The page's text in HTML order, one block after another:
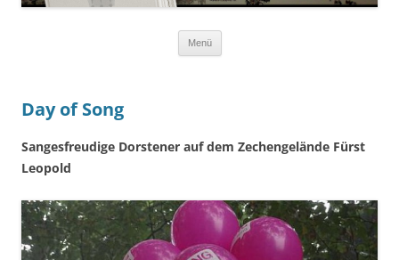
Menü
Day of Song
Sangesfreudige Dorstener auf dem Zechengelände Fürst
Leopold